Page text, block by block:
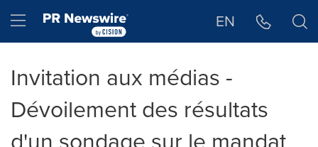
Hamburger menu EN
Invitation aux médias -
Dévoilement des résultats
d'un sondage sur le mandat